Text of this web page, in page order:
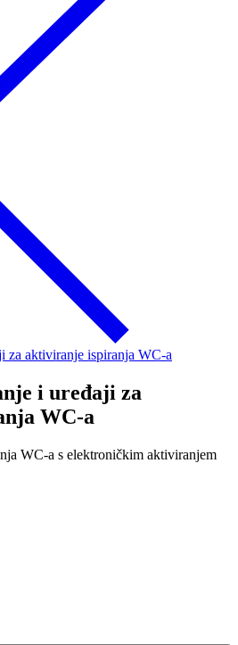
za aktiviranje ispiranja WC-a
i uređaji za
WC-a
WC-a s elektroničkim aktiviranjem